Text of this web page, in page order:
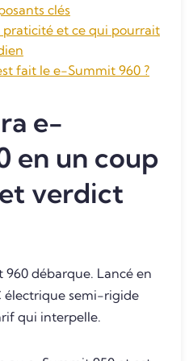
clés
praticité et ce qui pourrait
fait le e-Summit 960 ?
e-
en un coup
verdict
débarque. Lancé en
électrique semi-rigide
qui interpelle.